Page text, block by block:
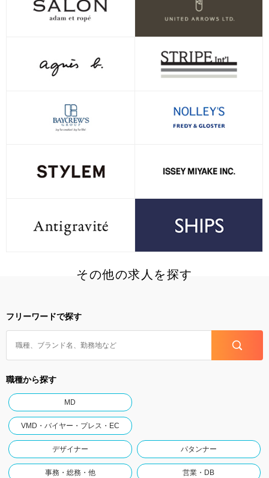
その他の求人を探す
フリーワードで探す
職種から探す
MD
VMD・バイヤー・プレス・EC
デザイナー パタンナー
事務・総務・他 営業・DB